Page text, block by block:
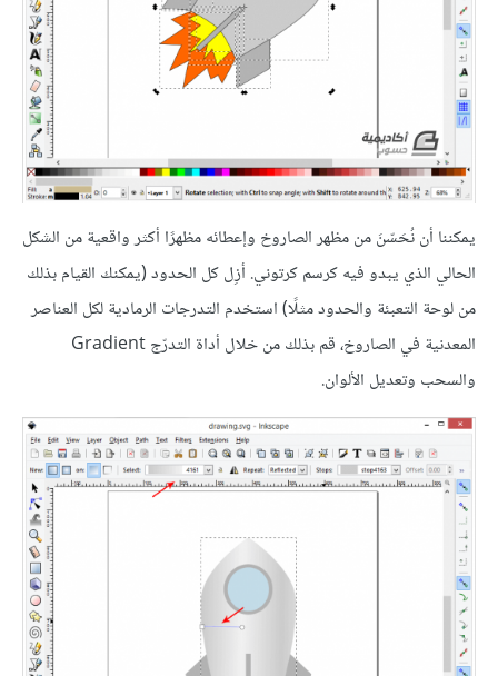
يمكننا أن نُحَسّنَ من مظهر الصاروخ وإعطائه مظهرًا أكثر واقعية من الشكل
الحالي الذي يبدو فيه كرسم كرتوني. أزِل كل الحدود (يمكنك القيام بذلك
من لوحة التعبئة والحدود مثلًا) استخدم التدرجات الرمادية لكل العناصر
المعدنية في الصاروخ، قم بذلك من خلال أداة التدرّج Gradient
والسحب وتعديل الألوان.